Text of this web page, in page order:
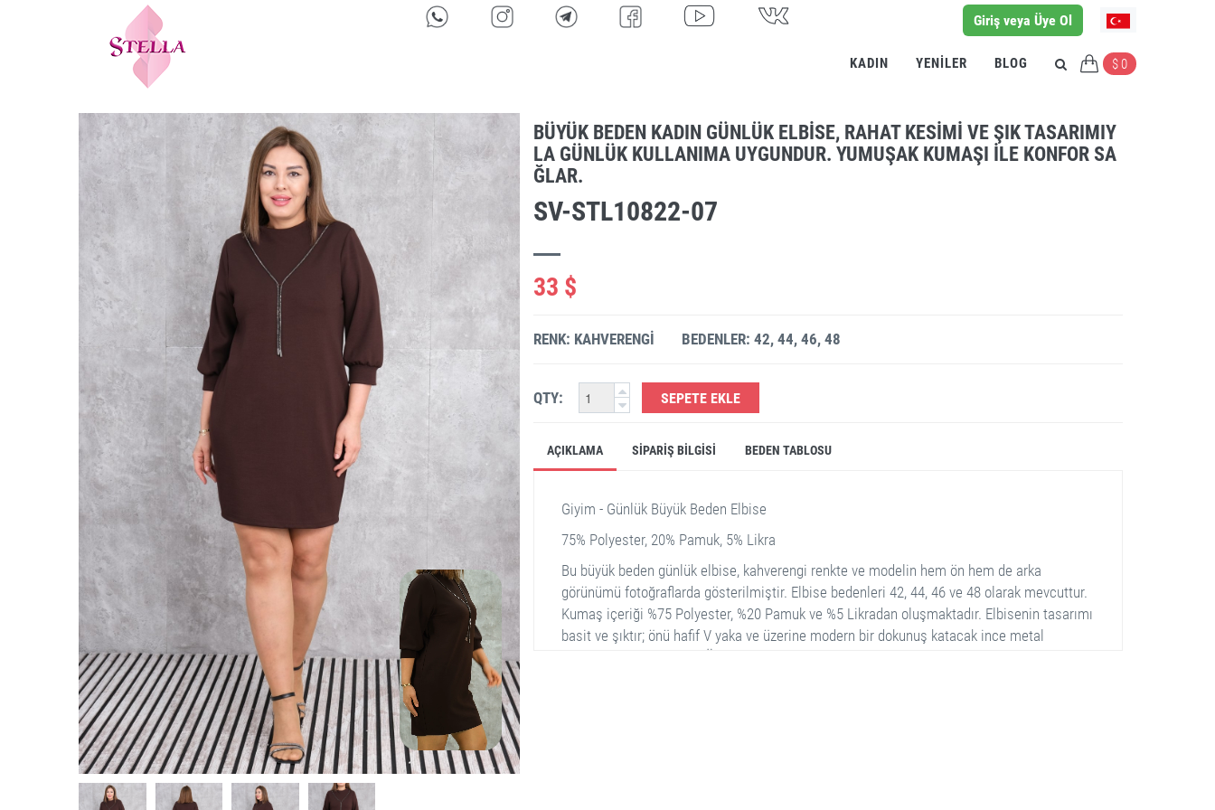
Giriş veya Üye Ol
KADIN YENILER BLOG $ 0
BÜYÜK BEDEN KADIN GÜNLÜK ELBISE, RAHAT KESIMI VE ŞIK TASARIMIY
LA GÜNLÜK KULLANIMA UYGUNDUR. YUMUŞAK KUMAŞI ILE KONFOR SA
ĞLAR.
SV-STL10822-07
33 $
RENK: KAHVERENGI BEDENLER: 42, 44, 46, 48
QTY: SEPETE EKLE
AÇIKLAMA SIPARIŞ BILGISI BEDEN TABLOSU
Giyim - Günlük Büyük Beden Elbise
75% Polyester, 20% Pamuk, 5% Likra
Bu büyük beden günlük elbise, kahverengi renkte ve modelin hem ön hem de arka
görünümü fotoğraflarda gösterilmiştir. Elbise bedenleri 42, 44, 46 ve 48 olarak mevcuttur.
Kumaş içeriği %75 Polyester, %20 Pamuk ve %5 Likradan oluşmaktadır. Elbisenin tasarımı
basit ve şıktır; önü hafif V yaka ve üzerine modern bir dokunuş katacak ince metal